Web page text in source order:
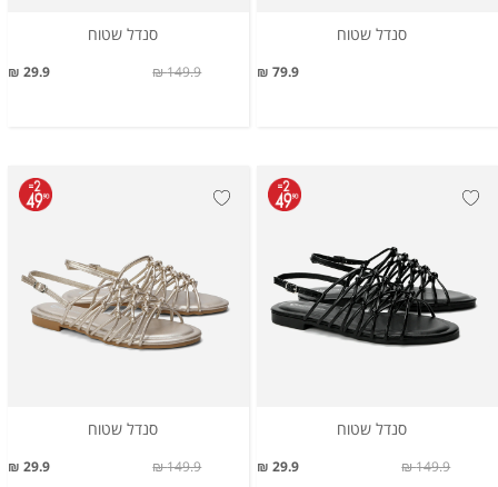
סנדל שטוח
79.9 ₪
סנדל שטוח
29.9 ₪ 149.9 ₪
סנדל שטוח
29.9 ₪ 149.9 ₪
סנדל שטוח
29.9 ₪ 149.9 ₪